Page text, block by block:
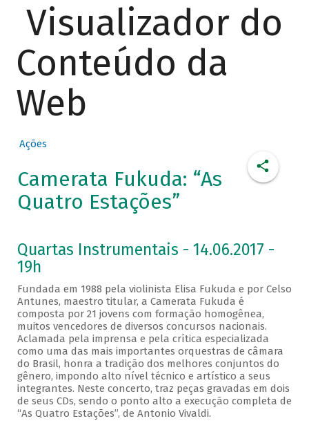
Visualizador do
Conteúdo da
Web
Ações
Camerata Fukuda: “As
Quatro Estações”
Quartas Instrumentais - 14.06.2017 -
19h
Fundada em 1988 pela violinista Elisa Fukuda e por Celso
Antunes, maestro titular, a Camerata Fukuda é
composta por 21 jovens com formação homogênea,
muitos vencedores de diversos concursos nacionais.
Aclamada pela imprensa e pela crítica especializada
como uma das mais importantes orquestras de câmara
do Brasil, honra a tradição dos melhores conjuntos do
gênero, impondo alto nível técnico e artístico a seus
integrantes. Neste concerto, traz peças gravadas em dois
de seus CDs, sendo o ponto alto a execução completa de
“As Quatro Estações”, de Antonio Vivaldi.